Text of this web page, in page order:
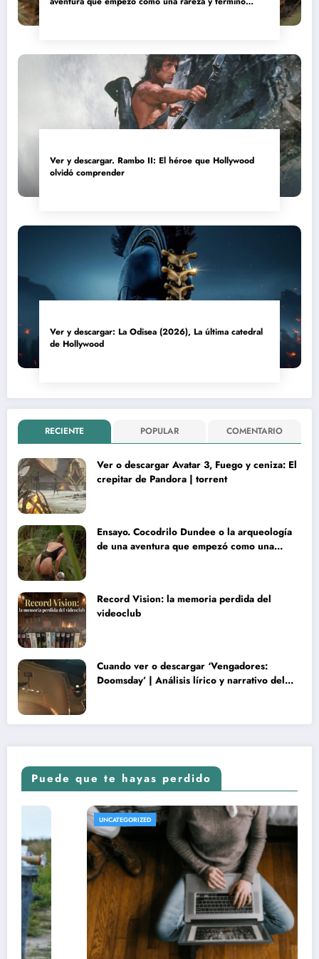
Ver y descargar. Rambo II: El héroe que Hollywood
olvidó comprender
Ver y descargar: La Odisea (2026), La última catedral
de Hollywood
RECIENTE POPULAR COMENTARIO
Ver o descargar Avatar 3, Fuego y ceniza: El
crepitar de Pandora | torrent
Ensayo. Cocodrilo Dundee o la arqueología
de una aventura que empezó como una
Record Vision: la memoria perdida del
videoclub
Cuando ver o descargar ‘Vengadores:
Doomsday’ | Análisis lírico y narrativo del
Puede que te hayas perdido